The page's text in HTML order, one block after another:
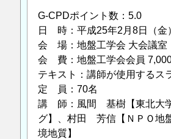
頼
性
法」
の
G-CPDポイント数：5.0
日 時：平成25年2月8日（
会 場：地盤工学会 大会議
会 費：地盤工学会会員 7,000
テキスト：講師が使用するス
定 員：70名
講 師：風間 基樹【東北大
グ】、村田 芳信【ＮＰＯ地
境地質】